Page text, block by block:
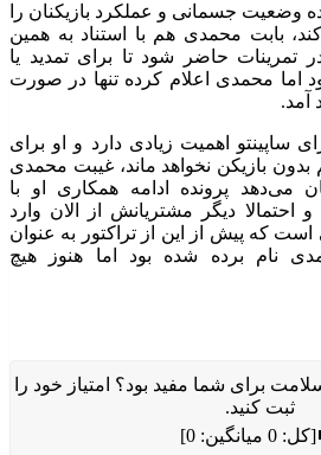
وضعیت جسمانی و عملکرد بازیکنان را
بابت محمدی هم با استناد به همین
تمرینات حاضر شود تا برای تمدید یا
محمدی اعلام کرده تنها در صورت
آمد.
ساپینتو اهمیت زیادی دارد و او برای
بدون بازیکن نخواهد ماند، غیبت محمدی
می‌دهد پرونده ادامه همکاری او با
احتمالا دیگر مشتریانش از الان وارد
که پیش از این از تراکتور به عنوان
نام برده شده بود اما هنوز هیچ
برای شما مفید بود؟ امتیاز خود را
ثبت کنید.
[کل:0 میانگین:0
]